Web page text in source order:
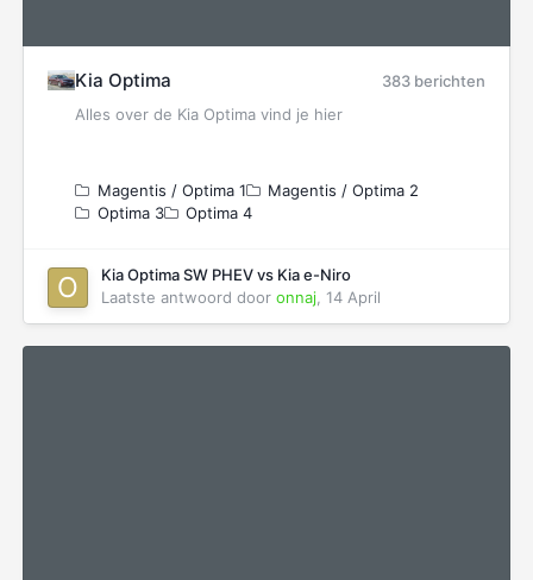
Kia Optima
383 berichten
Alles over de Kia Optima vind je hier
Magentis / Optima 1
Magentis / Optima 2
Optima 3
Optima 4
Kia Optima SW PHEV vs Kia e-Niro
Laatste antwoord door onnaj 14 April